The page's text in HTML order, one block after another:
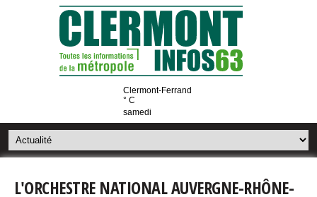
Clermont-Ferrand
° C
samedi
L'ORCHESTRE NATIONAL AUVERGNE-RHÔNE-